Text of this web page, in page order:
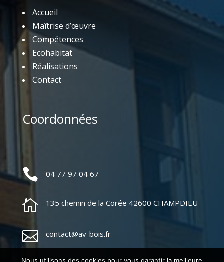
Accueil
Maîtrise d’œuvre
Compétences
Ecohabitat
Réalisations
Contact
Coordonnées
 04 77 97 04 67
 135 chemin de la Corée 42600 CHAMPDIEU
 contact@av-bois.fr